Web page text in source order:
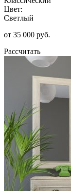
Цвет:
Светлый
от 35 000 руб.
Рассчитать